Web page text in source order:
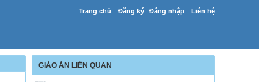
Trang chủ Đăng ký Đăng nhập Liên hệ
GIÁO ÁN LIÊN QUAN